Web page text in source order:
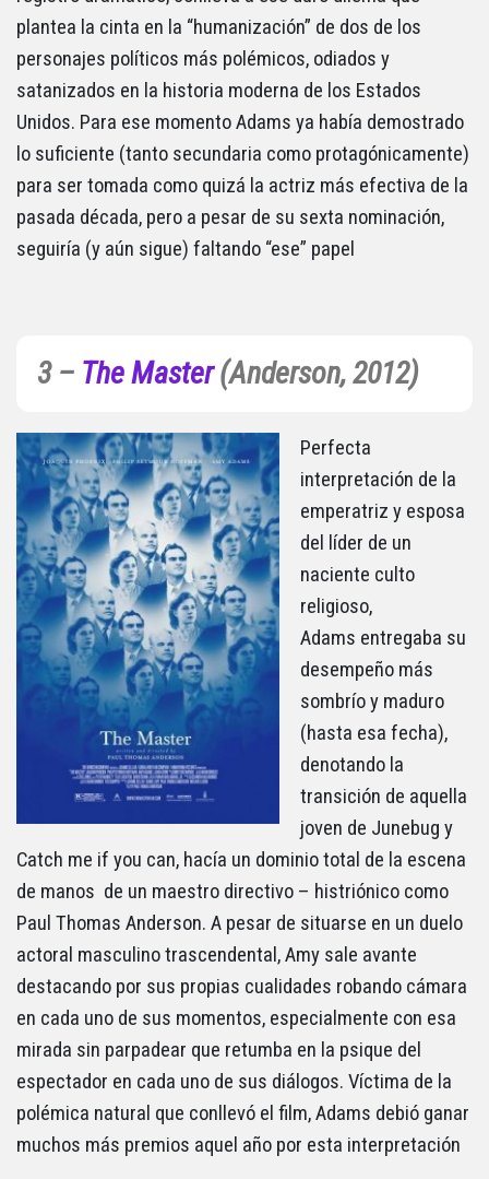
plantea la cinta en la “humanización” de dos de los
personajes políticos más polémicos, odiados y
satanizados en la historia moderna de los Estados
Unidos. Para ese momento Adams ya había demostrado
lo suficiente (tanto secundaria como protagónicamente)
para ser tomada como quizá la actriz más efectiva de la
pasada década, pero a pesar de su sexta nominación,
seguiría (y aún sigue) faltando “ese” papel
3 – The Master(Anderson, 2012)
Perfecta
interpretación de la
emperatriz y esposa
del líder de un
naciente culto
religioso,
Adams entregaba su
desempeño más
sombrío y maduro
(hasta esa fecha),
denotando la
transición de aquella
joven de Junebug y
Catch me if you can, hacía un dominio total de la escena
de manos de un maestro directivo – histriónico como
Paul Thomas Anderson. A pesar de situarse en un duelo
actoral masculino trascendental, Amy sale avante
destacando por sus propias cualidades robando cámara
en cada uno de sus momentos, especialmente con esa
mirada sin parpadear que retumba en la psique del
espectador en cada uno de sus diálogos. Víctima de la
polémica natural que conllevó el film, Adams debió ganar
muchos más premios aquel año por esta interpretación